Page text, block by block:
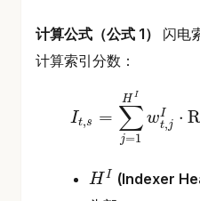
计算公式（公式 1）
闪电
计算索引分数：
It,s = ∑
j=1
H I
wI
t,j ⋅
H I (Indexer